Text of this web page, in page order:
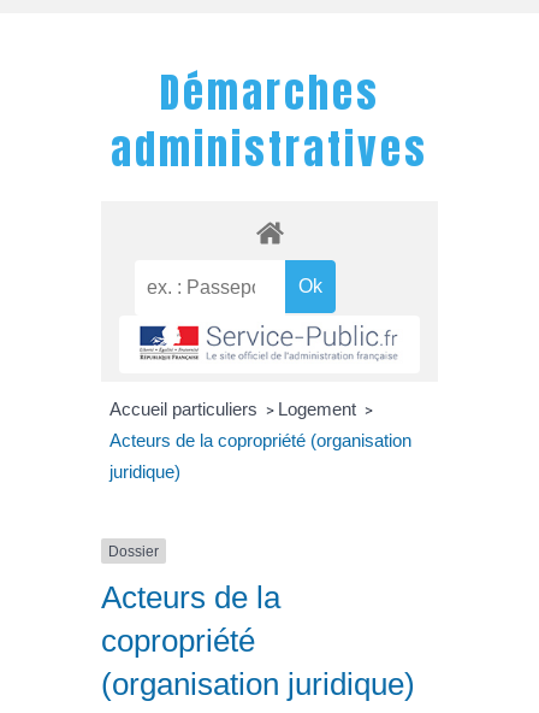
Démarches
administratives
Accueil particuliers > Logement >
Acteurs de la copropriété (organisation
juridique)
Dossier
Acteurs de la
copropriété
(organisation juridique)